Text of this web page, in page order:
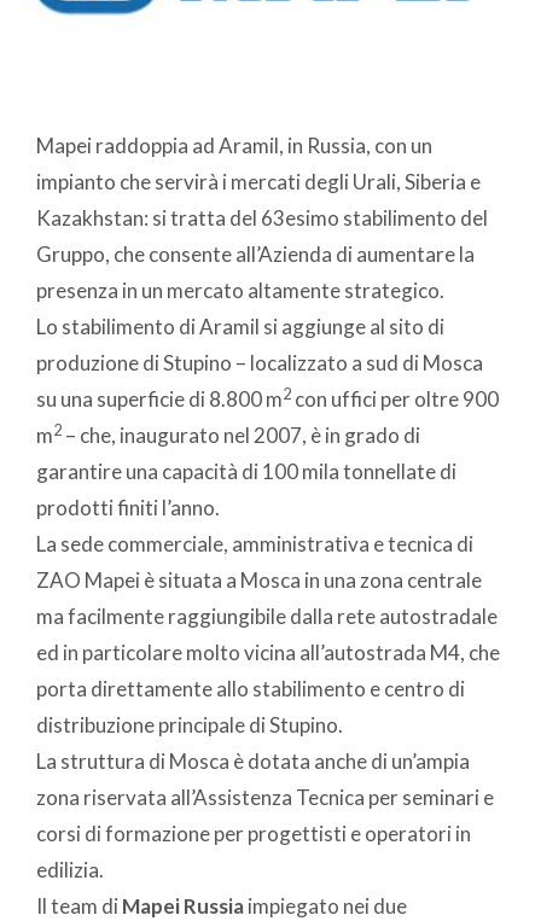
Mapei raddoppia ad Aramil, in Russia, con un
impianto che servirà i mercati degli Urali, Siberia e
Kazakhstan: si tratta del 63esimo stabilimento del
Gruppo, che consente all’Azienda di aumentare la
presenza in un mercato altamente strategico.
Lo stabilimento di Aramil si aggiunge al sito di
produzione di Stupino – localizzato a sud di Mosca
su una superficie di 8.800 m2 con uffici per oltre 900
m2 – che, inaugurato nel 2007, è in grado di
garantire una capacità di 100 mila tonnellate di
prodotti finiti l’anno.
La sede commerciale, amministrativa e tecnica di
ZAO Mapei è situata a Mosca in una zona centrale
ma facilmente raggiungibile dalla rete autostradale
ed in particolare molto vicina all’autostrada M4, che
porta direttamente allo stabilimento e centro di
distribuzione principale di Stupino.
La struttura di Mosca è dotata anche di un’ampia
zona riservata all’Assistenza Tecnica per seminari e
corsi di formazione per progettisti e operatori in
edilizia.
Il team di Mapei Russiaimpiegato nei due